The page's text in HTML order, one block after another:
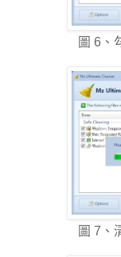
圖 6、
圖 7、